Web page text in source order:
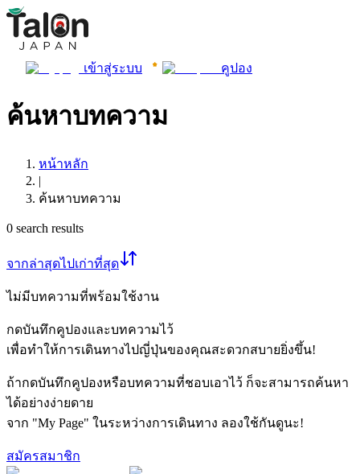
เข้าสู่ระบบ คูปอง
ค้นหาบทความ
หน้าหลัก
|
ค้นหาบทความ
0 search results
จากล่าสุดไปเก่าที่สุด
ไม่มีบทความที่พร้อมใช้งาน
กดบันทึกคูปองและบทความไว้
เพื่อทำให้การเดินทางไปญี่ปุ่นของคุณสะดวกสบายยิ่งขึ้น!
ถ้ากดบันทึกคูปองหรือบทความที่ชอบเอาไว้ ก็จะสามารถค้นหา
ได้อย่างง่ายดาย
จาก "My Page" ในระหว่างการเดินทาง ลองใช้กันดูนะ!
สมัครสมาชิก